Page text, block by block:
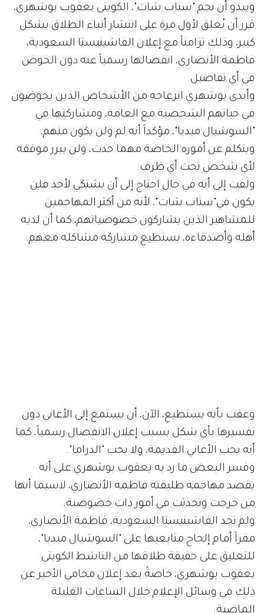
ويبدو أن نجم "سناب شات"، الكويتي يعقوب بوشهري،
قرر أن يُعلق لأول مرة على انتشار أنباء الطلاق بشكل
كبير، وذلك تزامناً مع إعلان الفاشينيستا السعودية،
فاطمة الأنصاري، انفصالها رسمياً عنه دون الخوض
في أي تفاصيل.
وأبدى بوشهري انزعاجه من الأشخاص الذين يخوضون
في حياتهم الشخصية مع العامة، ومشاركتها في
"السوشيال ميديا"، مؤكداً أنه لم ولن يكون منهم،
ويتكلم عن أموره الخاصة مهما حدث، ولن يبرر موقفه
لأي شخص تحت أي ظرف.
ولفت إلى أنه في حال احتاج إلى أن يشتكي لأحد فلن
يكون في"سناب شات"، لأنه من أكثر المهاجمين
للمشاهير الذين يشاركون خصوصياتهم، كما أن لديه
أهله وأصدقاءه، يستطيع مشاركة مشاكله معهم.
وعقب بأنه يستطيع، الآن، أن يستمع إلى الأغاني دون
تفسيرها بأي شكل بسبب إعلان الانفصال رسمياً، كما
أنه يحب الأغاني القديمة، ولا يحب "الدراما".
وفسر البعض ما رد به يعقوب بوشهري على أنه
يقصد مهاجمة طليقته فاطمة الأنصاري، لاسيما أنها
من خرجت وتحدثت في أمور ذات خصوصية.
ولم تجد الفاشينيستا السعودية، فاطمة الأنصاري،
مفراً أمام إلحاح متابعيها على "السوشيال ميديا"،
للتعليق على حقيقة طلاقها من الناشط الكويتي
يعقوب بوشهري، خاصةً بعد إعلان محامي الأخير عن
ذلك في وسائل الإعلام خلال الساعات القليلة
الماضية.